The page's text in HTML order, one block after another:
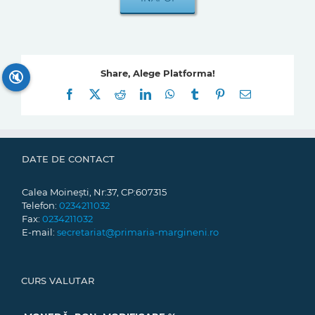
Share, Alege Platforma!
Facebook
RedditLinkedInWhatsApp
Tumblr Pinterest
E-
DATE DE CONTACT
Calea Moinești, Nr:37, CP:607315
Telefon: 0234211032
Fax: 0234211032
E-mail: secretariat@primaria-margineni.ro
CURS VALUTAR
🔇